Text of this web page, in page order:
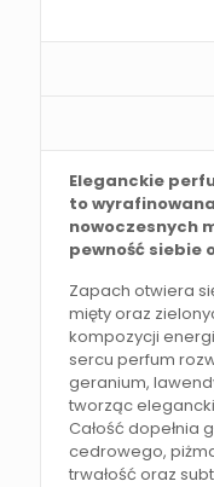
Eleganckie
to
nowoczesnych
pewność siebie
Zapach otwiera
mięty oraz
kompozycji
sercu perfum
geranium,
tworząc
Całość dopełnia
cedrowego,
trwałość oraz